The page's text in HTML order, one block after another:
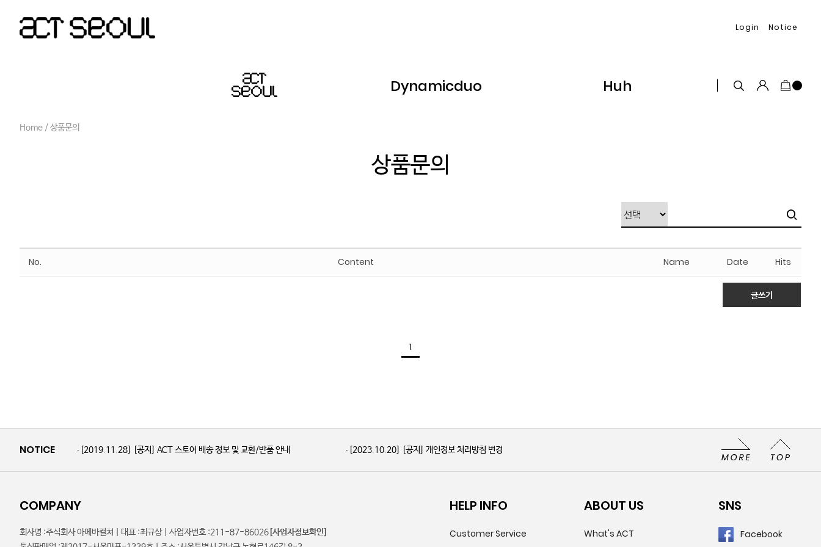
Login Notice
Dynamicduo Huh
Home / 상품문의
상품문의
No. Content Name Date Hits
글쓰기
1
NOTICE [2019.11.28] [공지] ACT 스토어 배송 정보 및 교환/반품 안내 [2023.10.20] [공지] 개인정보 처리방침 변경
COMPANY
회사명 :주식회사 아메바컬쳐 | 대표 :최규상 | 사업자번호 :211-87-86026 [사업자정보확인]
HELP INFO
Customer Service
ABOUT US
What's ACT
SNS
Facebook